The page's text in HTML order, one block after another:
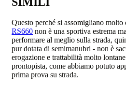
Questo perché si assomigliano
RS660 non è una sportiva estrema
performare al meglio sulla strada,
pur dotata di semimanubri - non è
erogazione e trattabilità molto
prontopista, come abbiamo potuto
prima prova su strada.